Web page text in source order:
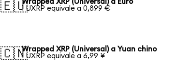
🇪🇺Wrapped XRP (Universal) a Euro
1 UXRP equivale a 0,899 €
🇨🇳Wrapped XRP (Universal) a Yuan chino
1 UXRP equivale a 6,99 ¥